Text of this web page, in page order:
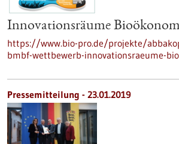
Innovationsräume
https://www.bio-pro.de/projekte/
bmbf-wettbewerb-innovationsraeume-
Pressemitteilung - 23.01.2019